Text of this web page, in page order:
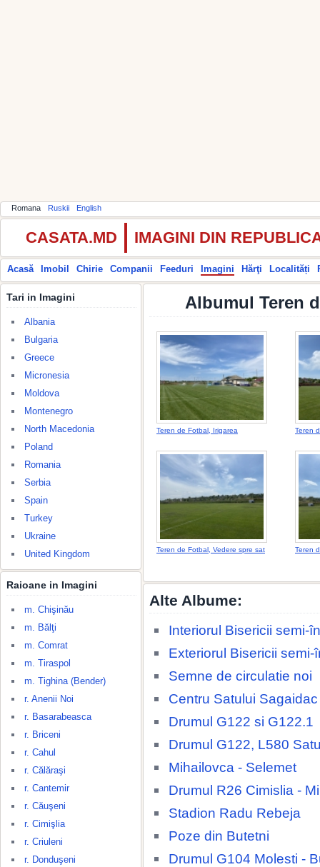
Romana Ruskii English
CASATA.MD IMAGINI DIN
Acasă Imobil Chirie Companii Feeduri Imagini Hărţi Localități
Tari in Imagini
Albania
Bulgaria
Greece
Micronesia
Moldova
Montenegro
North Macedonia
Poland
Romania
Serbia
Spain
Turkey
Ukraine
United Kingdom
Raioane in Imagini
m. Chişinău
m. Bălţi
m. Comrat
m. Tiraspol
m. Tighina (Bender)
r. Anenii Noi
r. Basarabeasca
r. Briceni
r. Cahul
r. Călăraşi
r. Cantemir
r. Căuşeni
r. Cimişlia
r. Criuleni
r. Donduşeni
Albumul Teren
Teren de Fotbal, Irigarea Teren
Teren de Fotbal, Vedere spre sat Teren
Alte Albume:
Interiorul Bisericii semi-
Exteriorul Bisericii
Semne de circulatie noi
Centru Satului Sagaidac
Drumul G122 si G122.1
Drumul G122, L580
Mihailovca - Selemet
Drumul R26 Cimislia -
Stadion Radu Rebeja
Poze din Butetni
Drumul G104 Molesti -